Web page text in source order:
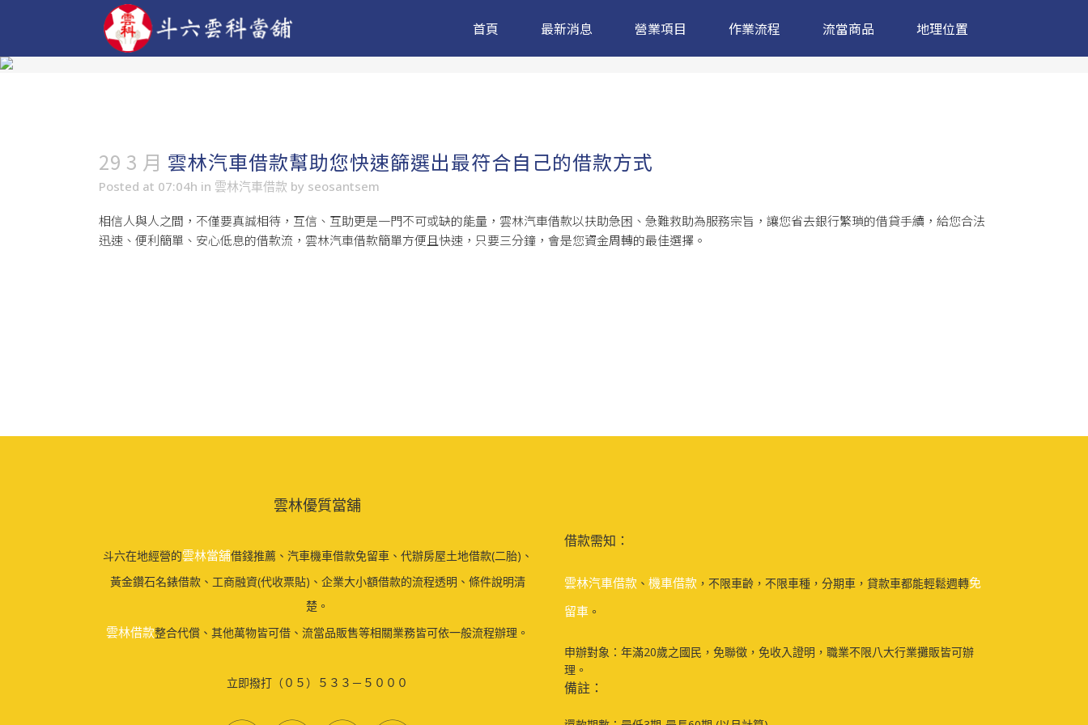
首頁 最新消息 營業項目 作業流程 流當商品 地理位置
29 3 月 雲林汽車借款幫助您快速篩選出最符合自己的借款方式
Posted at 07:04h in 雲林汽車借款 by seosantsem
相信人與人之間，不僅要真誠相待，互信、互助更是一門不可或缺的能量， 雲林汽車借款以扶助急困、急難救助為服務宗旨，讓您省去銀行繁瑣的借貸手續，給您合法
迅速、便利簡單、安心低息的借款流，雲林汽車借款簡單方便且快速，只要三分鐘，會是您資金周轉的最佳選擇。
雲林優質當舖
斗六在地經營的雲林當舖借錢推薦、汽車機車借款免留車、代辦房屋土地借款(二胎)、
黃金鑽石名錶借款、工商融資(代收票貼)、企業大小額借款的流程透明、條件說明清
楚。
雲林借款整合代償、其他萬物皆可借、流當品販售等相關業務皆可依一般流程辦理。
立即撥打（０５）５３３－５０００
借款需知：
雲林汽車借款 、 機車借款 ，不限車齡，不限車種，分期車，貸款車都能輕鬆週轉免
留車 。
申辦對象：年滿20歲之國民，免聯徵，免收入證明，職業不限八大行業攤販皆可辦
理。
備註：